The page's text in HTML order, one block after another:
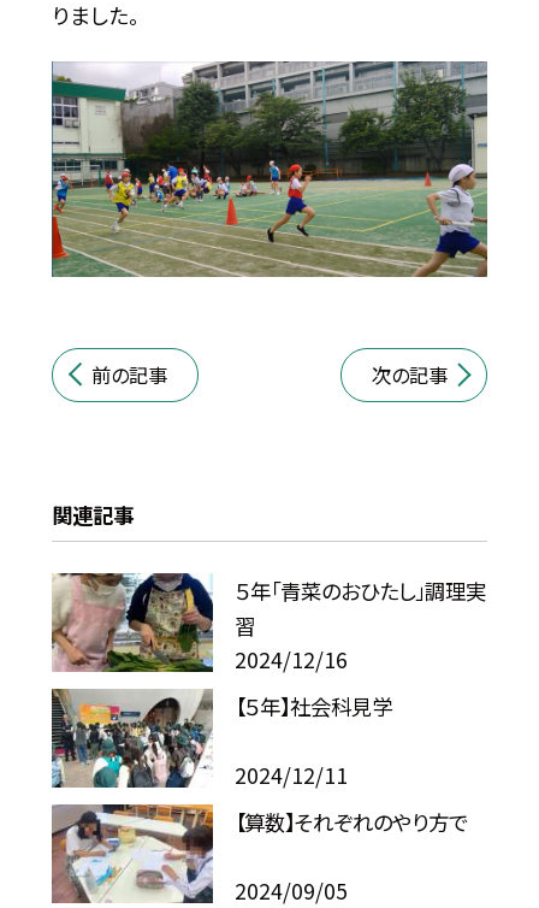
りました。
前の記事 次の記事
関連記事
５年「青菜のおひたし」調理実
習
2024/12/16
【５年】社会科見学
2024/12/11
【算数】それぞれのやり方で
2024/09/05